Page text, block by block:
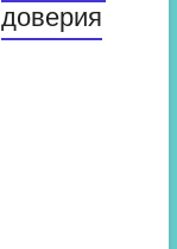
доверия